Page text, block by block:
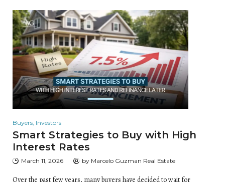
Buyers, Investors
Smart Strategies to Buy with High
Interest Rates
March 11, 2026 by Marcelo Guzman Real Estate
Over the past few years, many buyers have decided to wait for